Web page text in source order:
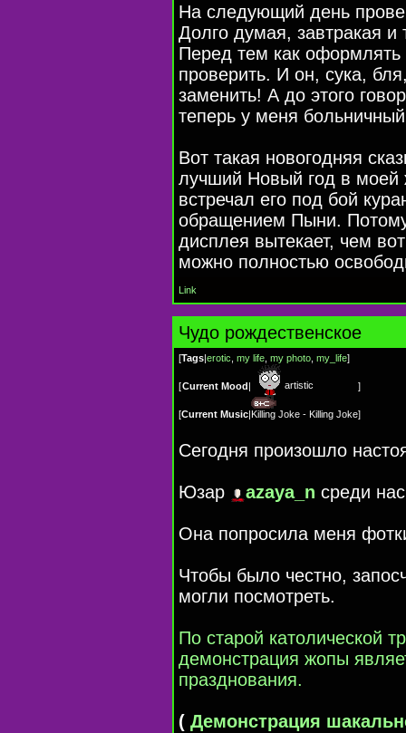
На следующий день
Долго думая, завтракая
Перед тем как
проверить. И он, сука,
заменить! А до этого
теперь у меня
Вот такая новогодняя
лучший Новый год в моей
встречал его под бой
обращением Пыни.
дисплея вытекает, чем
можно полностью
Link
Чудо рождественское
[Tags|erotic my life my photo my_life]
[Current Mood| artistic ]
[Current Music|Killing Joke - Killing Joke]
Сегодня произошло
Юзар azaya_n среди
Она попросила меня
Чтобы было честно,
могли посмотреть.
По старой католической
демонстрация жопы
празднования.
( Демонстрация